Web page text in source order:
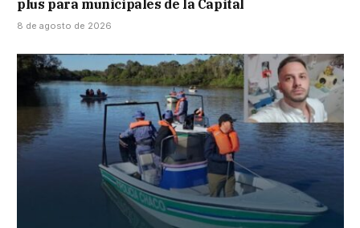
plus para municipales de la Capital
8 de agosto de 2026